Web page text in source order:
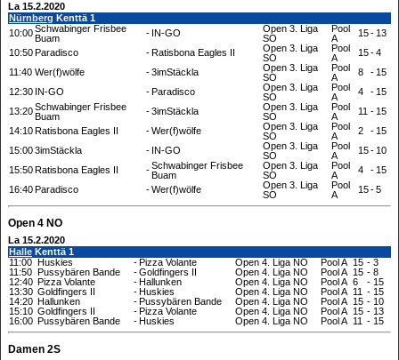
La 15.2.2020
Nürnberg Kenttä 1
10:00Schwabinger Frisbee
Buam
- IN-GO
Open 3. Liga
SO
Pool
A
15- 13
10:50Paradisco -Ratisbona Eagles II
Open 3. Liga
SO
Pool
A
15-4
11:40 Wer(f)wölfe -3imStäckla
Open 3. Liga
SO
Pool
A
8 - 15
12:30 IN-GO -Paradisco
Open 3. Liga
SO
Pool
A
4 - 15
13:20Schwabinger Frisbee
Buam
-3imStäckla
Open 3. Liga
SO
Pool
A
11 - 15
14:10Ratisbona Eagles II -Wer(f)wölfe
Open 3. Liga
SO
Pool
A
2 - 15
15:003imStäckla - IN-GO
Open 3. Liga
SO
Pool
A
15- 10
15:50Ratisbona Eagles II -Schwabinger Frisbee
Buam
Open 3. Liga
SO
Pool
A
4 - 15
16:40Paradisco -Wer(f)wölfe
Open 3. Liga
SO
Pool
A
15-5
Open 4 NO
La 15.2.2020
Halle Kenttä 1
11:00 Huskies -Pizza Volante Open 4. Liga NO Pool A 15 - 3
11:50 Pussybären Bande -Goldfingers II Open 4. Liga NO Pool A 15 - 8
12:40 Pizza Volante -Hallunken Open 4. Liga NO Pool A 6 - 15
13:30 Goldfingers II -Huskies Open 4. Liga NO Pool A 11 - 15
14:20 Hallunken -Pussybären Bande Open 4. Liga NO Pool A 15 - 10
15:10 Goldfingers II -Pizza Volante Open 4. Liga NO Pool A 15 - 13
16:00 Pussybären Bande -Huskies Open 4. Liga NO Pool A 11 - 15
Damen 2S